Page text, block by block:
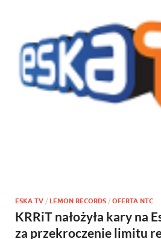
ESKA TV / LEMON RECORDS / OFERTA NTC
KRRiT nałożyła kary na
za przekroczenie limitu